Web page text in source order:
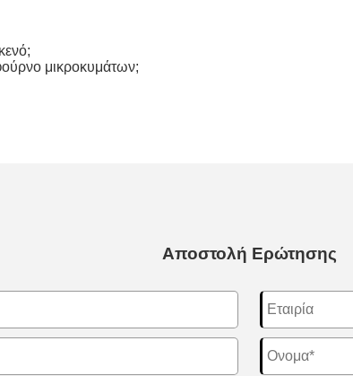
μικροκυμάτων;
Αποστολή Ερώτησης